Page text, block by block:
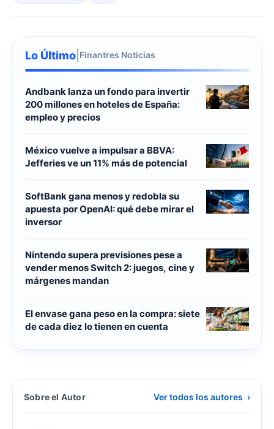
Lo Último Finantres Noticias
Andbank lanza un fondo para invertir
200 millones en hoteles de España:
empleo y precios
México vuelve a impulsar a BBVA:
Jefferies ve un 11% más de potencial
SoftBank gana menos y redobla su
apuesta por OpenAI: qué debe mirar el
inversor
Nintendo supera previsiones pese a
vender menos Switch 2: juegos, cine y
márgenes mandan
El envase gana peso en la compra: siete
de cada diez lo tienen en cuenta
Sobre el Autor Ver todos los autores ›